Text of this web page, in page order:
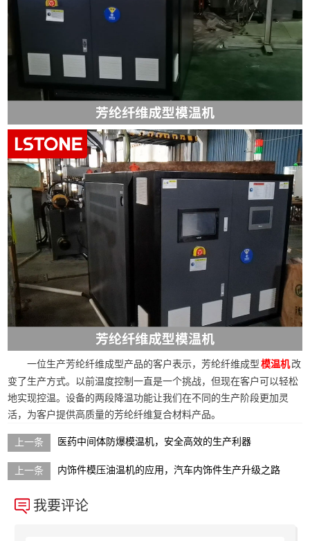
一位生产芳纶纤维成型产品的客户表示，芳纶纤维成型 模温机改
变了生产方式。以前温度控制一直是一个挑战，但现在客户可以轻松
地实现控温。设备的两段降温功能让我们在不同的生产阶段更加灵
活，为客户提供高质量的芳纶纤维复合材料产品。
医药中间体防爆模温机，安全高效的生产利器
内饰件模压油温机的应用，汽车内饰件生产升级之路
我要评论